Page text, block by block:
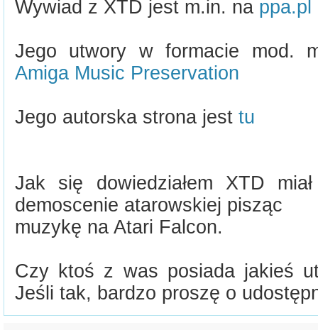
Wywiad z XTD jest m.in. na ppa.pl
Jego utwory w formacie mod.
Amiga Music Preservation
Jego autorska strona jest tu
Jak się dowiedziałem XTD
demoscenie atarowskiej pisząc
muzykę na Atari Falcon.
Czy ktoś z was posiada jakieś
Jeśli tak, bardzo proszę o